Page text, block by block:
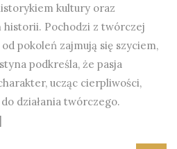
kultury oraz
Pochodzi z twórczej
pokoleń zajmują się szyciem,
podkreśla, że pasja
ucząc cierpliwości,
działania twórczego.